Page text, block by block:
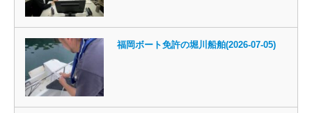
福岡ボート免許の堀川船舶(2026-07-05)